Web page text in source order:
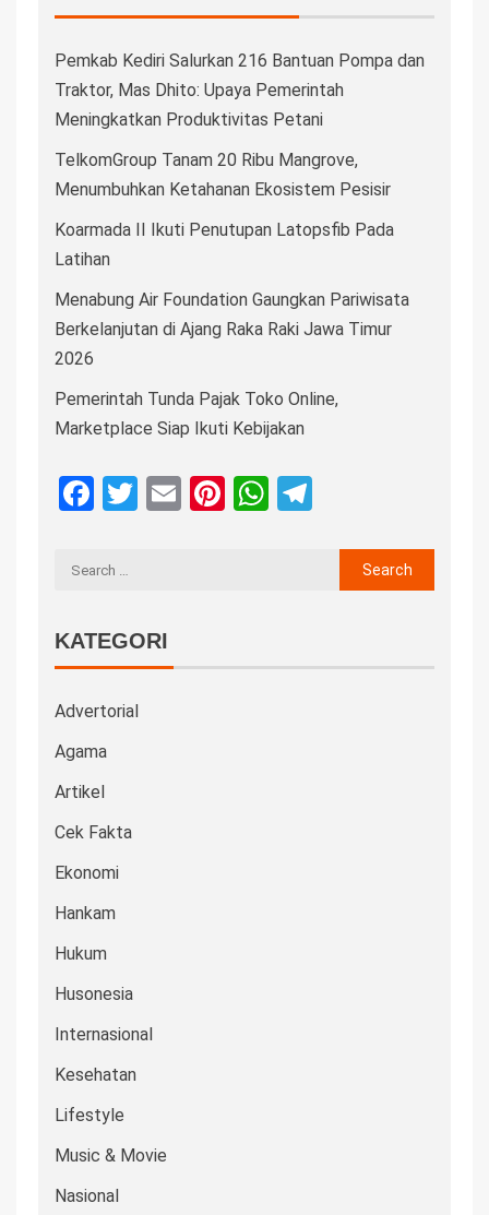
Pemkab Kediri Salurkan 216 Bantuan Pompa dan
Traktor, Mas Dhito: Upaya Pemerintah
Meningkatkan Produktivitas Petani
TelkomGroup Tanam 20 Ribu Mangrove,
Menumbuhkan Ketahanan Ekosistem Pesisir
Koarmada II Ikuti Penutupan Latopsfib Pada
Latihan
Menabung Air Foundation Gaungkan Pariwisata
Berkelanjutan di Ajang Raka Raki Jawa Timur
2026
Pemerintah Tunda Pajak Toko Online,
Marketplace Siap Ikuti Kebijakan
Facebook
Twitter
EmailPinterest
WhatsApp
KATEGORI
Advertorial
Agama
Artikel
Cek Fakta
Ekonomi
Hankam
Hukum
Husonesia
Internasional
Kesehatan
Lifestyle
Music & Movie
Nasional